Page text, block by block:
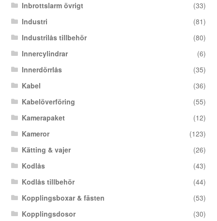
Inbrottslarm övrigt
(33)
Industri
(81)
Industrilås tillbehör
(80)
Innercylindrar
(6)
Innerdörrlås
(35)
Kabel
(36)
Kabelöverföring
(55)
Kamerapaket
(12)
Kameror
(123)
Kätting & vajer
(26)
Kodlås
(43)
Kodlås tillbehör
(44)
Kopplingsboxar & fästen
(53)
Kopplingsdosor
(30)